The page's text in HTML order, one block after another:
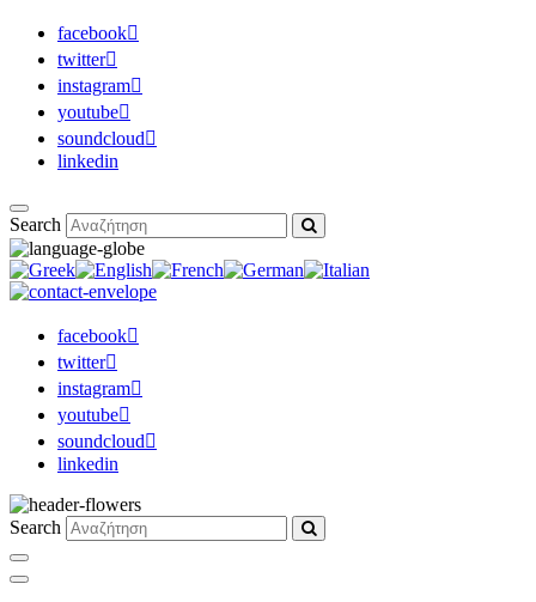
facebook
twitter
instagram
youtube
soundcloud
linkedin
Search
facebook
twitter
instagram
youtube
soundcloud
linkedin
Search